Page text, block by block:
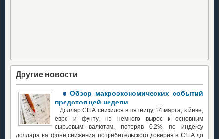
Другие новости
Обзор макроэкономических событий
предстоящей недели
Доллар США снизился в пятницу, 14 марта, к йене,
евро и фунту, но немного вырос к основным
сырьевым валютам, потеряв 0,2% по индексу
доллара на фоне снижения потребительского доверия в США до